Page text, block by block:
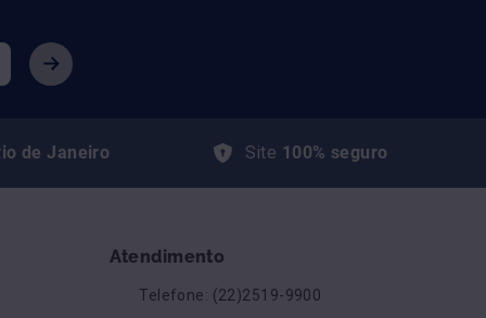
de Janeiro Site 100% seguro
Atendimento
Telefone: (22)2519-9900